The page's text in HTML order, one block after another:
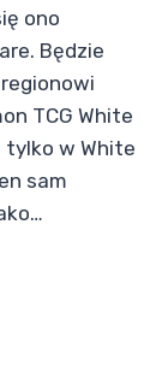
ono
Będzie
TCG White
tylko w White
sam